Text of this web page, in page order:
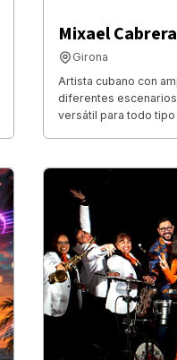
Mixael Cabrera
Girona
Artista cubano con
diferentes
versátil para todo